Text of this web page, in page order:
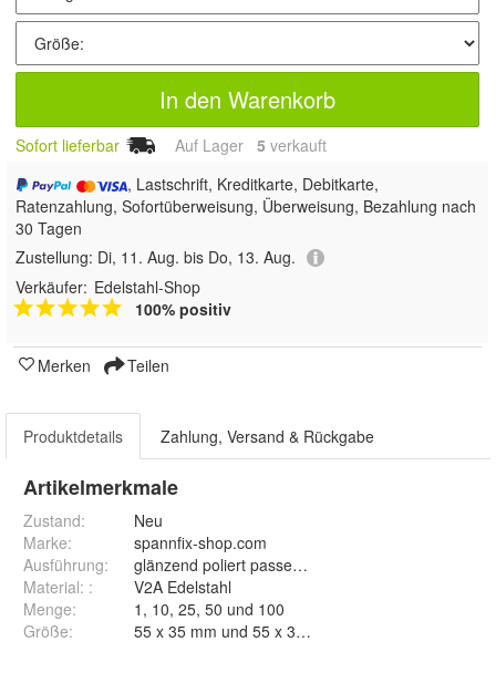
In den Warenkorb
Sofort lieferbar Auf Lager 5 verkauft
, Lastschrift, Kreditkarte, Debitkarte,
Ratenzahlung, Sofortüberweisung, Überweisung, Bezahlung nach
30 Tagen
Zustellung: Di, 11. Aug. bis Do, 13. Aug.
Verkäufer: Edelstahl-Shop
100% positiv
Merken Teilen
Produktdetails Zahlung, Versand & Rückgabe
Artikelmerkmale
Zustand:
Neu
Marke:
spannfix-shop.com
Ausführung:
glänzend poliert passend für 29 mm Gurtbreite
Material: :
V2A Edelstahl
Menge:
1, 10, 25, 50 und 100
Größe: 55 x 35 mm und 55 x 39 mm